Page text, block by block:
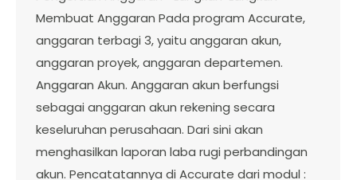
Membuat Anggaran Pada program Accurate,
anggaran terbagi 3, yaitu anggaran akun,
anggaran proyek, anggaran departemen.
Anggaran Akun. Anggaran akun berfungsi
sebagai anggaran akun rekening secara
keseluruhan perusahaan. Dari sini akan
menghasilkan laporan laba rugi perbandingan
akun. Pencatatannya di Accurate dari modul :